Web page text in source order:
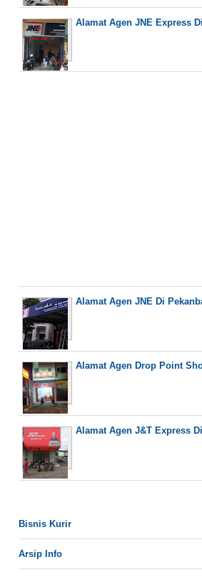
Alamat Agen JNE Express
Alamat Agen JNE Di
Alamat Agen Drop Point
Alamat Agen J&T Express
Bisnis Kurir
Arsip Info